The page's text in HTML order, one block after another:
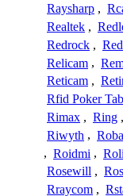
Raysharp ,
Realtek ,
Redrock ,
Relicam ,
Reticam ,
Rfid Poker
Rimax , Ring ,
Riwyth ,
, Roidmi ,
Rosewill ,
Rraycom ,